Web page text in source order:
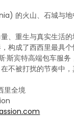
的火山、石城与地
、重生与真实生活
构成了西西里最具个
斯宾特高端包车服
不被打扰的节奏中
里全境